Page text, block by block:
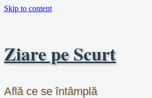
Skip to content
Ziare pe Scurt
Află ce se întâmplă